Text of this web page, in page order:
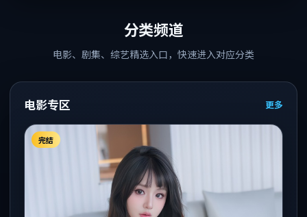
分类频道
电影、剧集、综艺精选入口，快速进入对应分类
电影专区 更多
完结